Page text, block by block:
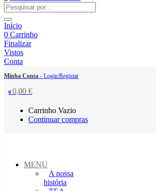
Início
0 Carrinho
Finalizar
Vistos
Conta
Minha Conta - Login/Registar
0 0,00 €
Carrinho Vazio
Continuar compras
MENU
A nossa
história